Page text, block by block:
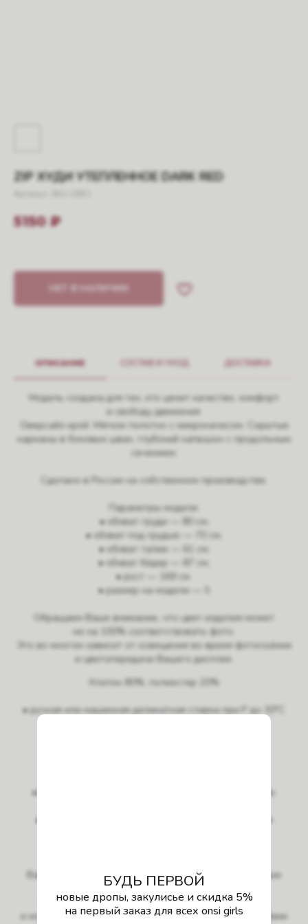
БУДЬ ПЕРВОЙ
новые дропы, закулисье и скидка 5%
на первый заказ для всех onsi girls
ZIP ХУДИ УТЕПЛЕННОЕ DARK RED
5150 ₽
НЕТ В НАЛИЧИИ
ОПИСАНИЕ СОСТАВ И УХОД ДОСТАВКА
Модель создана для тех, кто ценит качество, комфорт
и свободу движения.
Оверсайз крой. Мягкое полотно с микроначесом. Скрытые
карманы в боковых швах, глубокий капюшон с продольным
сечением.
Сделано в России на собственном производстве.
Параметры модели:
• обхват груди — 80 см;
• обхват под грудью — 70 см;
• обхват талии — 61 см;
• обхват бёдер — 87 см;
• рост — 169 см.
• размер на модели — S
Обращаем Ваше внимание, что цвет изделия может
не на 100% соответствовать фото.
Это во многом зависит от освещения во время фотосъёмки
и цветопередачи Вашего дисплея.
Хлопок 80%, полиэстер 20%
• ручная или машинная деликатная стирка при t° до 30°C
• избегайте контакта шероховатыми поверхностями,
• использовать машинку для удаления пилинга при
Важно! Рекомендуем постирать изделие перед первым
использованием, соблюдая все рекомендации.
Футер весьма долговечен (при правильном уходе
и использовании), однако при механическом воздействии